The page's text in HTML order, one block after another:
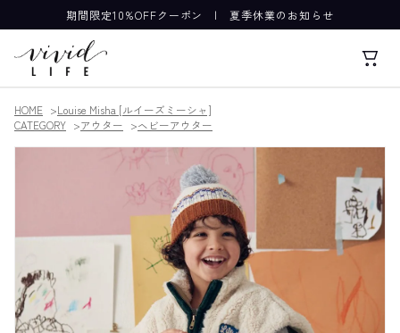
期間限定10%OFFクーポン |夏季休業のお知らせ
HOME
Louise Misha [ルイーズミーシャ]
CATEGORY
アウター ヘビーアウター